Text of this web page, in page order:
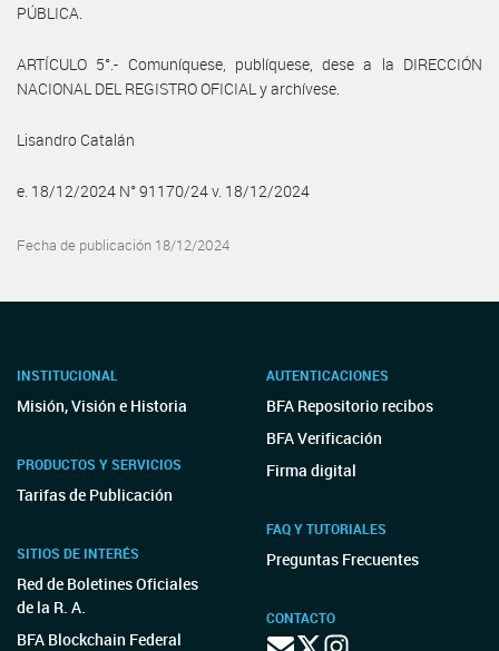
PÚBLICA.
ARTÍCULO 5°.- Comuníquese, publíquese, dese a la DIRECCIÓN
NACIONAL DEL REGISTRO OFICIAL y archívese.
Lisandro Catalán
e. 18/12/2024 N° 91170/24 v. 18/12/2024
Fecha de publicación 18/12/2024
INSTITUCIONAL
Misión, Visión e Historia
PRODUCTOS Y SERVICIOS
Tarifas de Publicación
SITIOS DE INTERÉS
Red de Boletines Oficiales
de la R. A.
BFA Blockchain Federal
AUTENTICACIONES
BFA Repositorio recibos
BFA Verificación
Firma digital
FAQ Y TUTORIALES
Preguntas Frecuentes
CONTACTO